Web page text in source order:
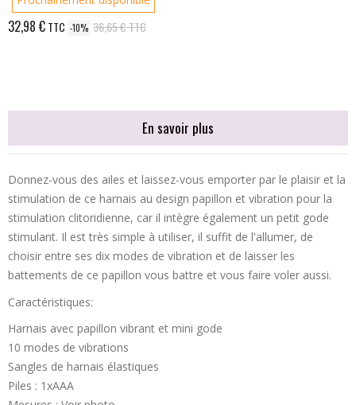
32,98 €TTC -10% 36,65 €TTC
En savoir plus
Donnez-vous des ailes et laissez-vous emporter par le plaisir et la
stimulation de ce harnais au design papillon et vibration pour la
stimulation clitoridienne, car il intègre également un petit gode
stimulant. Il est très simple à utiliser, il suffit de l'allumer, de
choisir entre ses dix modes de vibration et de laisser les
battements de ce papillon vous battre et vous faire voler aussi.
Caractéristiques:
Harnais avec papillon vibrant et mini gode
10 modes de vibrations
Sangles de harnais élastiques
Piles : 1xAAA